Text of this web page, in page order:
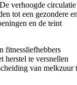
De verhoogde circulatie
tot een gezondere
en de teint
fitnessliefhebbers
herstel te versnellen
van melkzuur